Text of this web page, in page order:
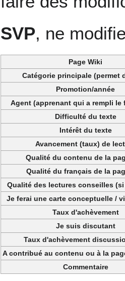
SVP, ne
Page Wiki
Catégorie principale (permet
Promotion/année
Agent (apprenant qui a rempli le
Difficulté du texte
Intérêt du texte
Avancement (taux) de
Qualité du contenu de la
Qualité du français de la
Qualité des lectures conseilles
Je ferai une carte conceptuelle /
Taux d'achèvement
Je suis discutant
Taux d'achèvement
A contribué au contenu ou à la
Commentaire